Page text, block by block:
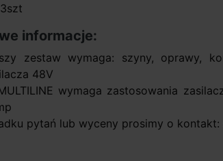
informacje:
zestaw wymaga: szyny, oprawy,
48V
wymaga zastosowania
pytań lub wyceny prosimy o kontakt: